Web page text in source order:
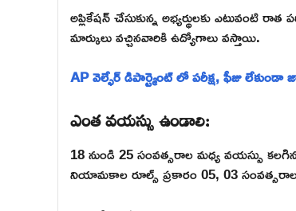
అప్లికేషన్ చేసుకున్న అభ్యర్థులకు ఎటువంటి
మార్కులు వచ్చినవారికి ఉద్యోగాలు వస్తాయి.
AP వెల్ఫేర్ డిపార్ట్మెంట్ లో పరీక్ష, ఫీజు లేకుండా
ఎంత వయస్సు ఉండాలి:
18 నుండి 25 సంవత్సరాల మధ్య వయస్సు కలగిన
నియామకాల రూల్స్ ప్రకారం 05, 03